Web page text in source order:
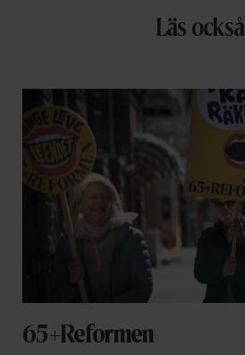
Läs också
65+Reformen